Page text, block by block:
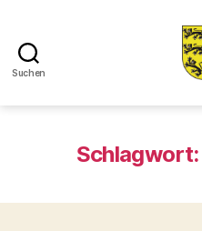
Suchen
Schlagwort: